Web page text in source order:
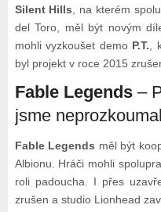
Silent Hills , na kterém
del Toro, měl být novým
mohli vyzkoušet demo P.T. ,
byl projekt v roce 2015
Fable Legends–
jsme
Fable Legends měl být
Albionu. Hráči mohli
roli padoucha. I přes
zrušen a studio Lionhead